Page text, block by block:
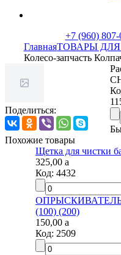
+7 (960) 807-
ГлавнаяТОВАРЫ ДЛЯ
Колесо-запчасть
Поделиться:
Код
Похожие товары
Щетка для чистки
325,00a
Код:4432
ОПРЫСКИВАТЕЛЬ "
(100) (200)
150,00a
Код:2509